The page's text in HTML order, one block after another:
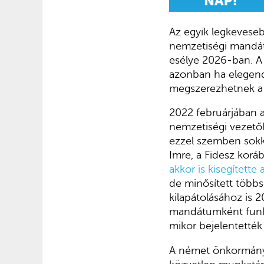
Az egyik
nemzetiségi
esélye 2026-ban.
azonban ha
megszerezhetnek
2022 februárjában
nemzetiségi
ezzel szemben
Imre, a Fidesz
akkor is kisegítette
de minősített
kilapátolásához is
mandátumként
mikor
A német